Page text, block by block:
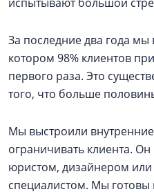
За последние два года
котором 98% клиентов
первого раза. Это
того, что больше
Мы выстроили
ограничивать клиента.
юристом, дизайнером
специалистом. Мы готовы